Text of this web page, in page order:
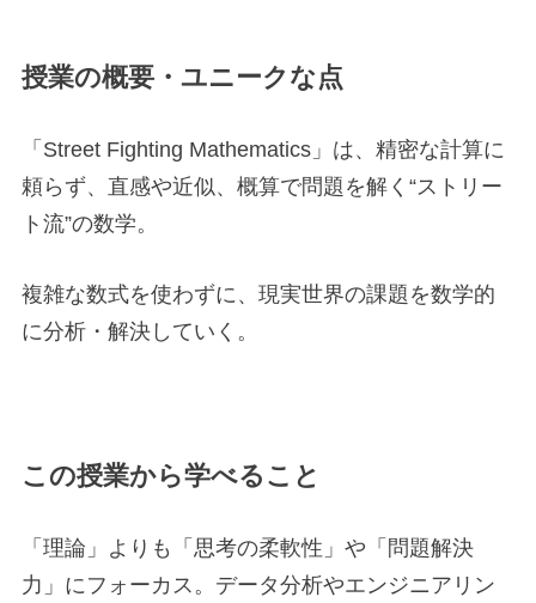
授業の概要・ユニークな点
「Street Fighting Mathematics」は、精密な計算に
頼らず、直感や近似、概算で問題を解く“ストリー
ト流”の数学。
複雑な数式を使わずに、現実世界の課題を数学的
に分析・解決していく。
この授業から学べること
「理論」よりも「思考の柔軟性」や「問題解決
力」にフォーカス。データ分析やエンジニアリン